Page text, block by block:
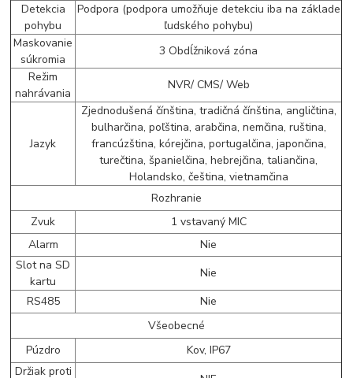
Detekcia
pohybu
Podpora (podpora umožňuje detekciu iba na základe
ľudského pohybu)
Maskovanie
súkromia
3 Obdĺžniková zóna
Režim
nahrávania
NVR/ CMS/ Web
Jazyk
Zjednodušená čínština, tradičná čínština, angličtina,
bulharčina, poľština, arabčina, nemčina, ruština,
francúzština, kórejčina, portugalčina, japončina,
turečtina, španielčina, hebrejčina, taliančina,
Holandsko, čeština, vietnamčina
Rozhranie
Zvuk
1 vstavaný MIC
Alarm
Nie
Slot na SD
kartu
Nie
RS485
Nie
Všeobecné
Púzdro
Kov, IP67
Držiak proti